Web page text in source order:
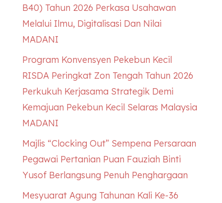
B40) Tahun 2026 Perkasa Usahawan
Melalui Ilmu, Digitalisasi Dan Nilai
MADANI
Program Konvensyen Pekebun Kecil
RISDA Peringkat Zon Tengah Tahun 2026
Perkukuh Kerjasama Strategik Demi
Kemajuan Pekebun Kecil Selaras Malaysia
MADANI
Majlis “Clocking Out” Sempena Persaraan
Pegawai Pertanian Puan Fauziah Binti
Yusof Berlangsung Penuh Penghargaan
Mesyuarat Agung Tahunan Kali Ke-36